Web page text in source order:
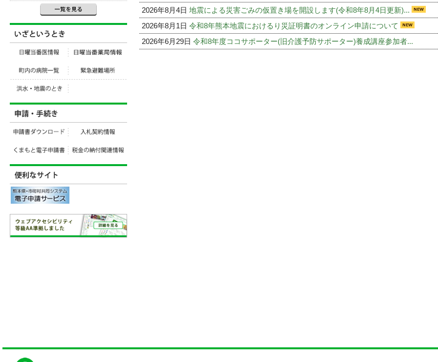
2026年8月4日 地震による災害ごみの仮置き場を開設します(令和8年8月4日更新)...
2026年8月1日 令和8年熊本地震におけるり災証明書のオンライン申請について
2026年6月29日 令和8年度ココサポーター(旧介護予防サポーター)養成講座参加者...